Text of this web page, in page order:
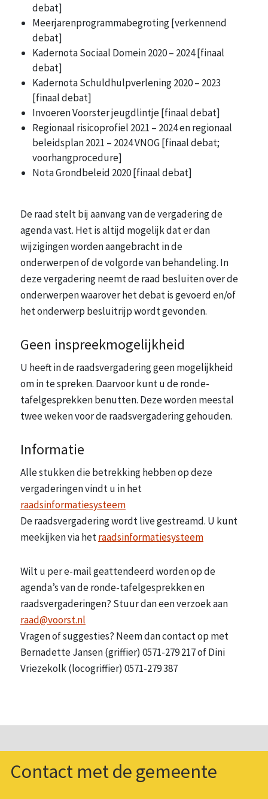
debat]
Meerjarenprogrammabegroting [verkennend
debat]
Kadernota Sociaal Domein 2020 – 2024 [finaal
debat]
Kadernota Schuldhulpverlening 2020 – 2023
[finaal debat]
Invoeren Voorster jeugdlintje [finaal debat]
Regionaal risicoprofiel 2021 – 2024 en regionaal
beleidsplan 2021 – 2024 VNOG [finaal debat;
voorhangprocedure]
Nota Grondbeleid 2020 [finaal debat]
De raad stelt bij aanvang van de vergadering de
agenda vast. Het is altijd mogelijk dat er dan
wijzigingen worden aangebracht in de
onderwerpen of de volgorde van behandeling. In
deze vergadering neemt de raad besluiten over de
onderwerpen waarover het debat is gevoerd en/of
het onderwerp besluitrijp wordt gevonden.
Geen inspreekmogelijkheid
U heeft in de raadsvergadering geen mogelijkheid
om in te spreken. Daarvoor kunt u de ronde-
tafelgesprek­ken benutten. Deze worden meestal
twee weken voor de raadsvergadering gehouden.
Informatie
Alle stukken die betrekking hebben op deze
vergaderingen vindt u in het
raadsinformatiesysteem
De raadsvergadering wordt live gestreamd. U kunt
meekijken via hetraadsinformatiesysteem
Wilt u per e-mail geattendeerd worden op de
agenda’s van de ronde-tafelgesprekken en
raadsvergaderingen? Stuur dan een verzoek aan
raad@voorst.nl
Vragen of suggesties? Neem dan contact op met
Bernadette Jansen (griffier) 0571-279 217 of Dini
Vriezekolk (locogriffier) 0571-279 387
Contact met de gemeente